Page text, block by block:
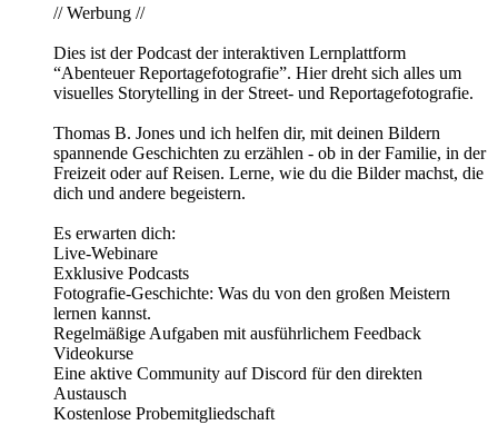
// Werbung //
Dies ist der Podcast der interaktiven Lernplattform
“Abenteuer Reportagefotografie”. Hier dreht sich alles um
visuelles Storytelling in der Street- und Reportagefotografie.
Thomas B. Jones und ich helfen dir, mit deinen Bildern
spannende Geschichten zu erzählen - ob in der Familie, in der
Freizeit oder auf Reisen. Lerne, wie du die Bilder machst, die
dich und andere begeistern.
Es erwarten dich:
Live-Webinare
Exklusive Podcasts
Fotografie-Geschichte: Was du von den großen Meistern
lernen kannst.
Regelmäßige Aufgaben mit ausführlichem Feedback
Videokurse
Eine aktive Community auf Discord für den direkten
Austausch
Kostenlose Probemitgliedschaft